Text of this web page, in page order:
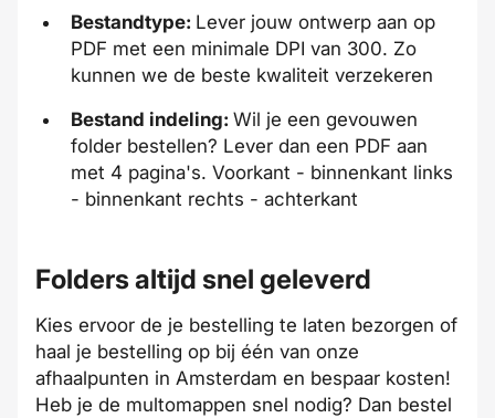
Bestandtype: Lever jouw ontwerp aan op
PDF met een minimale DPI van 300. Zo
kunnen we de beste kwaliteit verzekeren
Bestand indeling: Wil je een gevouwen
folder bestellen? Lever dan een PDF aan
met 4 pagina's. Voorkant - binnenkant links
- binnenkant rechts - achterkant
Folders altijd snel geleverd
Kies ervoor de je bestelling te laten bezorgen of
haal je bestelling op bij één van onze
afhaalpunten in Amsterdam en bespaar kosten!
Heb je de multomappen snel nodig? Dan bestel